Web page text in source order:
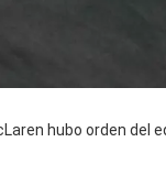
hubo orden del